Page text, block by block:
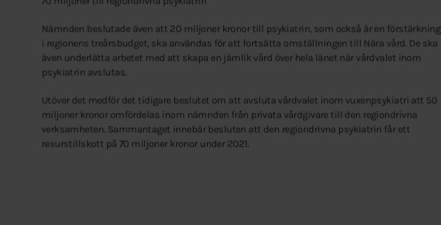
Nämnden beslutade även att 20 miljoner kronor till psykiatrin, som också är en förstärkning
i regionens treårsbudget, ska användas för att fortsätta omställningen till Nära vård. De ska
även underlätta arbetet med att skapa en jämlik vård över hela länet när vårdvalet inom
psykiatrin avslutas.
Utöver det medför det tidigare beslutet om att avsluta vårdvalet inom vuxenpsykiatri att 50
miljoner kronor omfördelas inom nämnden från privata vårdgivare till den regiondrivna
verksamheten. Sammantaget innebär besluten att den regiondrivna psykiatrin får ett
resurstillskott på 70 miljoner kronor under 2021.